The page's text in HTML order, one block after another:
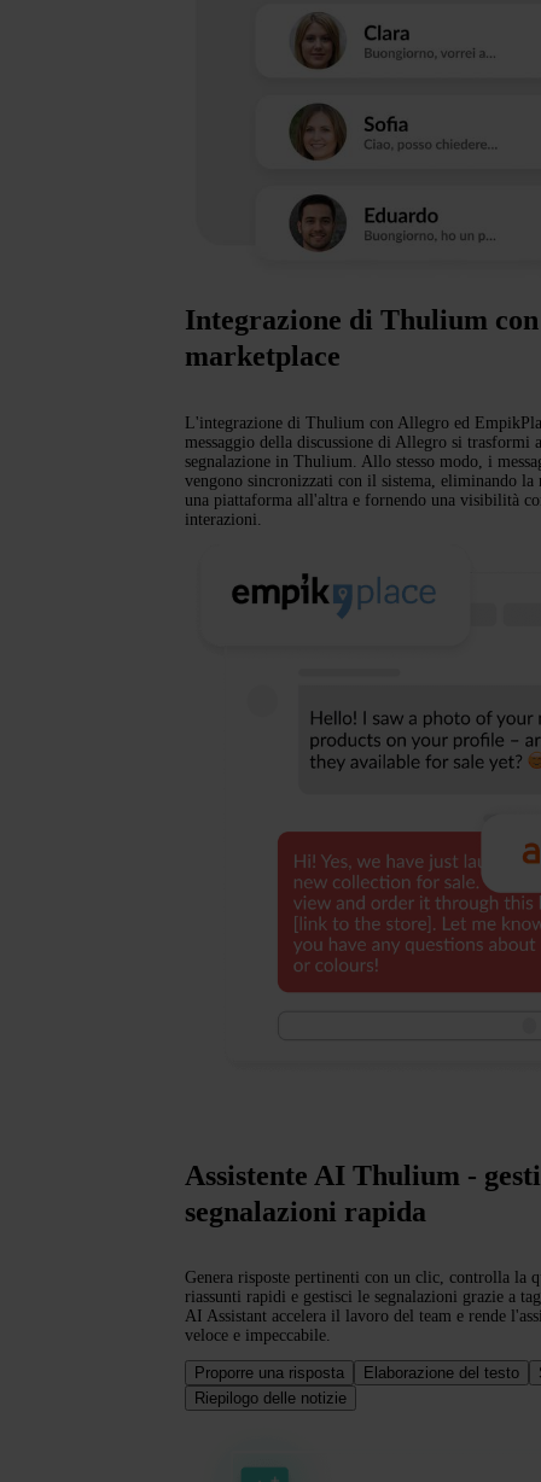
Integrazione di Thulium
marketplace
L'integrazione di Thulium con Allegro ed
messaggio della discussione di Allegro si trasformi
segnalazione in Thulium. Allo stesso modo, i
vengono sincronizzati con il sistema, eliminando la
una piattaforma all'altra e fornendo una visibilità
interazioni.
Assistente AI Thulium -
segnalazioni rapida
Genera risposte pertinenti con un clic, controlla la
riassunti rapidi e gestisci le segnalazioni grazie a
AI Assistant accelera il lavoro del team e rende
veloce e impeccabile.
Proporre una risposta Elaborazione del testo
Riepilogo delle notizie